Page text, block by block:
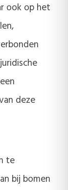
ook op het
deze
te
bij bomen